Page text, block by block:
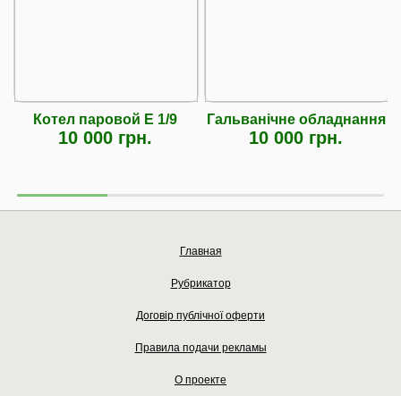
Котел паровой Е 1/9
10 000 грн.
Гальванічне обладнання
10 000 грн.
Главная
Рубрикатор
Договір публічної оферти
Правила подачи рекламы
О проекте